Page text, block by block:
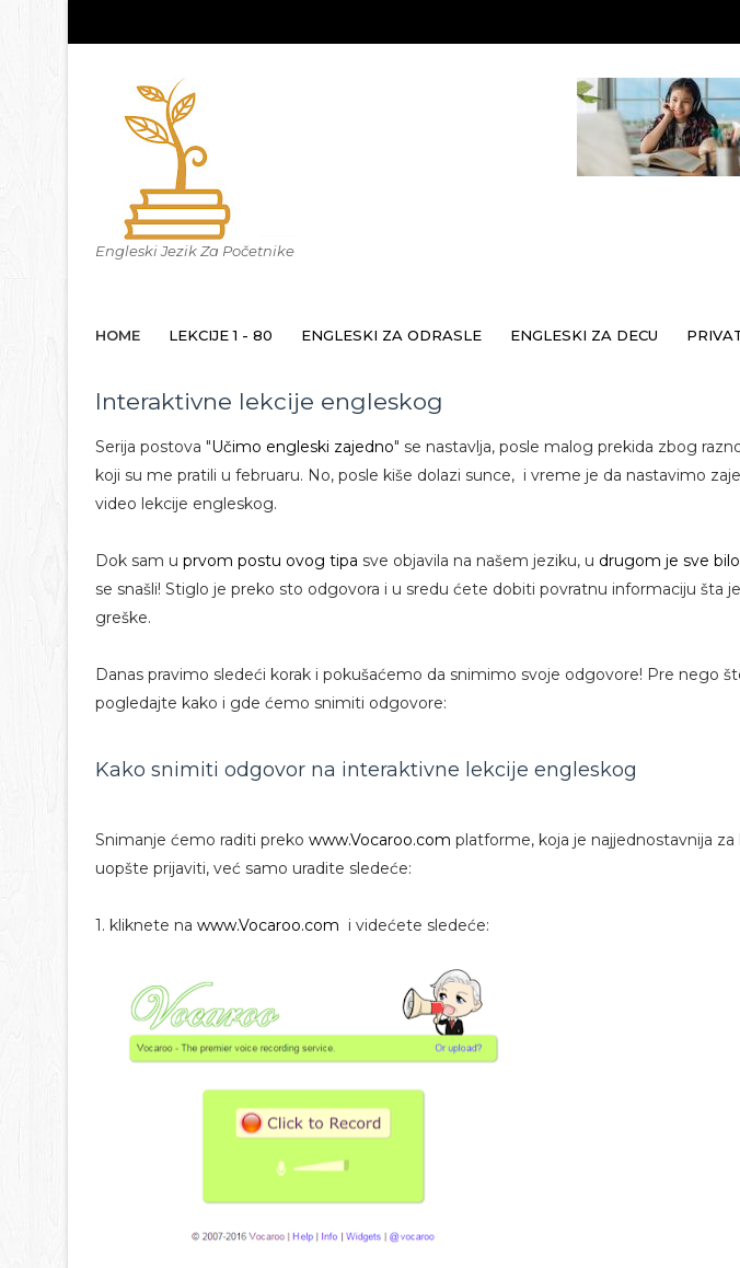
Engleski Jezik Za Početnike
HOME LEKCIJE 1 - 80 ENGLESKI ZA ODRASLE ENGLESKI ZA DECU
Interaktivne lekcije engleskog
Serija postova "Učimo engleski zajedno" se nastavlja, posle malog prekida zbog
koji su me pratili u februaru. No, posle kiše dolazi sunce, i vreme je da nastavimo
video lekcije engleskog.
Dok sam u prvom postu ovog tipa sve objavila na našem jeziku, u drugom je sve
se snašli! Stiglo je preko sto odgovora i u sredu ćete dobiti povratnu informaciju šta
greške.
Danas pravimo sledeći korak i pokušaćemo da snimimo svoje odgovore! Pre nego
pogledajte kako i gde ćemo snimiti odgovore:
Kako snimiti odgovor na interaktivne lekcije engleskog
Snimanje ćemo raditi preko www.Vocaroo.com platforme, koja je najjednostavnija
uopšte prijaviti, već samo uradite sledeće:
1. kliknete na www.Vocaroo.com i videćete sledeće: